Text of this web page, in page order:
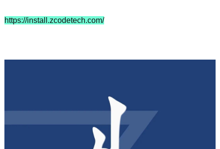
https://install.zcodetech.com/